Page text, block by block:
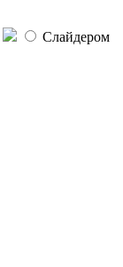
Слайдером